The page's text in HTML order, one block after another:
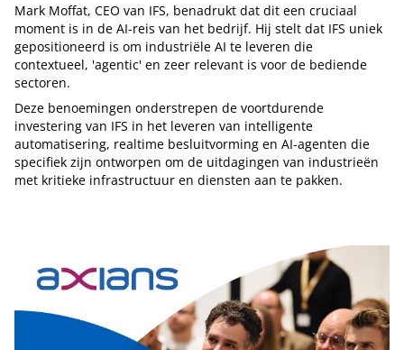
Mark Moffat, CEO van IFS, benadrukt dat dit een cruciaal
moment is in de AI-reis van het bedrijf. Hij stelt dat IFS uniek
gepositioneerd is om industriële AI te leveren die
contextueel, 'agentic' en zeer relevant is voor de bediende
sectoren.
Deze benoemingen onderstrepen de voortdurende
investering van IFS in het leveren van intelligente
automatisering, realtime besluitvorming en AI-agenten die
specifiek zijn ontworpen om de uitdagingen van industrieën
met kritieke infrastructuur en diensten aan te pakken.